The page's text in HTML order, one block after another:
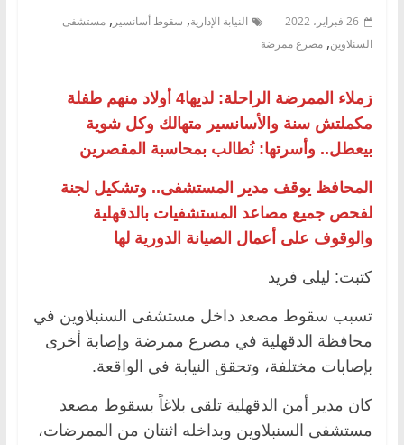
26 فبراير، 2022 النيابة الإدارية, سقوط أسانسير , مستشفى
السنلاوين, مصرع ممرضة
زملاء الممرضة الراحلة: لديها4 أولاد منهم طفلة
مكملتش سنة والأسانسير متهالك وكل شوية
بيعطل.. وأسرتها: نُطالب بمحاسبة المقصرين
المحافظ يوقف مدير المستشفى.. وتشكيل لجنة
لفحص جميع مصاعد المستشفيات بالدقهلية
والوقوف على أعمال الصيانة الدورية لها
كتبت: ليلى فريد
تسبب سقوط مصعد داخل مستشفى السنبلاوين في
محافظة الدقهلية في مصرع ممرضة وإصابة أخرى
بإصابات مختلفة، وتحقق النيابة في الواقعة.
كان مدير أمن الدقهلية تلقى بلاغاً بسقوط مصعد
مستشفى السنبلاوين وبداخله اثنتان من الممرضات،